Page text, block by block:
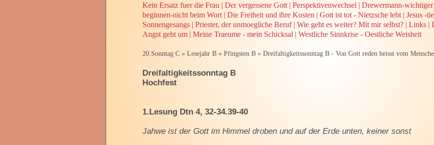
Kein Ersatz fuer die Frau | Der vergessene Gott | Perspektivenwechsel | Drewermann-
beginnen-nicht beim Wort | Die Freiheit und ihre Kosten | Gott ist tot - Nietzsche lebt | Jesus -
Sonnengesangs | Priester, der unmoegliche Beruf | Wie geht es weiter? Mit mir selbst? | Links |
Angst geht um | Meine Traeume - mein Schicksal | Westliche Sinnkrise - Oestliche Weisheit
20.Sonntag C » Lesejahr B » Pfingsten B » Dreifaltigkeitssonntag B - Von Gott reden heisst vom
Dreifaltigkeitssonntag B
Hochfest
1.Lesung Dtn 4, 32-34.39-40
Jahwe ist der Gott im Himmel droben und auf der Erde unten, keiner sonst